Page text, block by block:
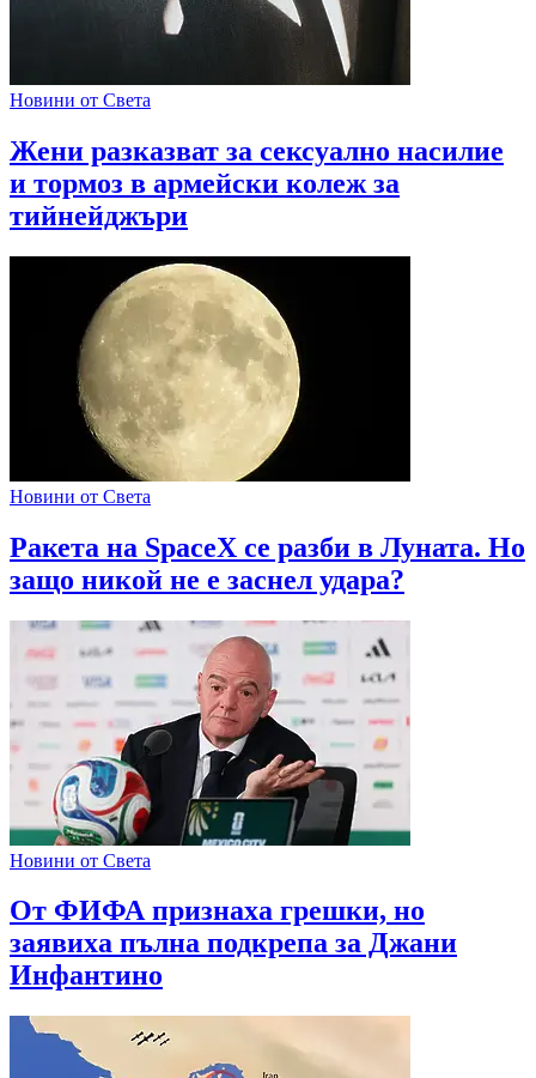
Новини от Света
Жени разказват за сексуално насилие
и тормоз в армейски колеж за
тийнейджъри
Новини от Света
Ракета на SpaceX се разби в Луната. Но
защо никой не е заснел удара?
Новини от Света
От ФИФА признаха грешки, но
заявиха пълна подкрепа за Джани
Инфантино